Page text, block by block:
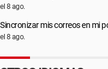
el 8 ago.
Sincronizar mis correos en mi
el 8 ago.